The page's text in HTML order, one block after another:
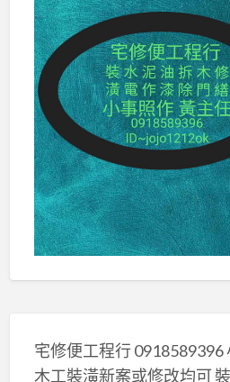
宅修便工程行 0918589396
木工裝潢新案或修改均可